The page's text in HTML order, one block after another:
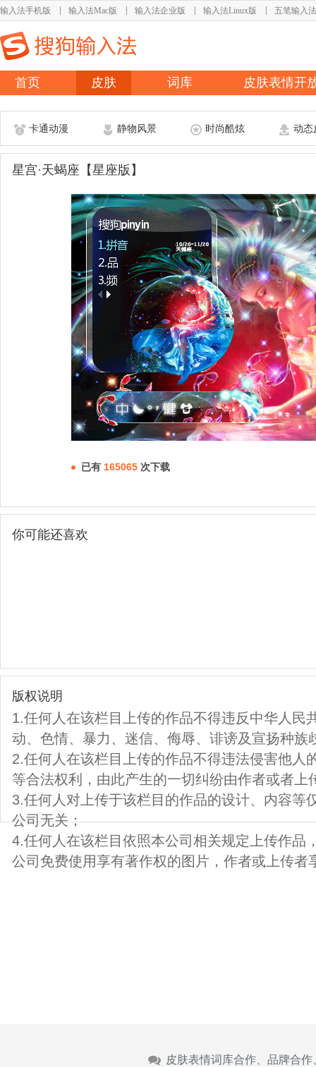
输入法手机版 输入法Mac版 输入法企业版 输入法Linux版 五笔输入法
首页 皮肤 词库 皮肤表情开
卡通动漫 静物风景 时尚酷炫 动态
星宫·天蝎座【星座版】
已有 165065 次下载
你可能还喜欢
版权说明
1.任何人在该栏目上传的作品不得违反中华人民
动、色情、暴力、迷信、侮辱、诽谤及宣扬种族
2.任何人在该栏目上传的作品不得违法侵害他人
等合法权利，由此产生的一切纠纷由作者或者上
3.任何人对上传于该栏目的作品的设计、内容等
公司无关；
4.任何人在该栏目依照本公司相关规定上传作品
公司免费使用享有著作权的图片，作者或上传者
皮肤表情词库合作、品牌合